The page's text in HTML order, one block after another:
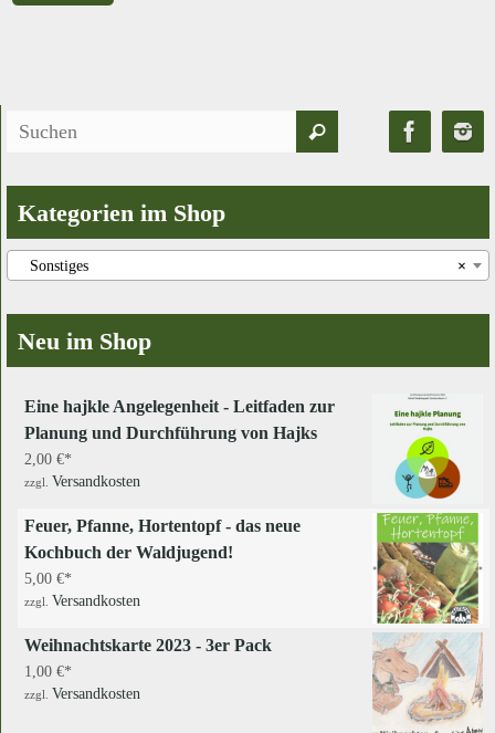
Suchen
Kategorien im Shop
×
Sonstiges
Neu im Shop
Eine hajkle Angelegenheit - Leitfaden zur
Planung und Durchführung von Hajks
2,00 €
zzgl. Versandkosten
Feuer, Pfanne, Hortentopf - das neue
Kochbuch der Waldjugend!
5,00 €
zzgl. Versandkosten
Weihnachtskarte 2023 - 3er Pack
1,00 €
zzgl. Versandkosten